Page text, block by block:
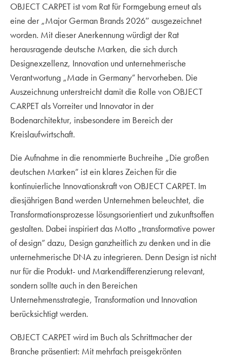
OBJECT CARPET ist vom Rat für Formgebung erneut als
eine der „Major German Brands 2026″ ausgezeichnet
worden. Mit dieser Anerkennung würdigt der Rat
herausragende deutsche Marken, die sich durch
Designexzellenz, Innovation und unternehmerische
Verantwortung „Made in Germany” hervorheben. Die
Auszeichnung unterstreicht damit die Rolle von OBJECT
CARPET als Vorreiter und Innovator in der
Bodenarchitektur, insbesondere im Bereich der
Kreislaufwirtschaft.
Die Aufnahme in die renommierte Buchreihe „Die großen
deutschen Marken” ist ein klares Zeichen für die
kontinuierliche Innovationskraft von OBJECT CARPET. Im
diesjährigen Band werden Unternehmen beleuchtet, die
Transformationsprozesse lösungsorientiert und zukunftsoffen
gestalten. Dabei inspiriert das Motto „transformative power
of design” dazu, Design ganzheitlich zu denken und in die
unternehmerische DNA zu integrieren. Denn Design ist nicht
nur für die Produkt- und Markendifferenzierung relevant,
sondern sollte auch in den Bereichen
Unternehmensstrategie, Transformation und Innovation
berücksichtigt werden.
OBJECT CARPET wird im Buch als Schrittmacher der
Branche präsentiert: Mit mehrfach preisgekrönten